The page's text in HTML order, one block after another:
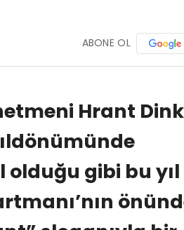
ABONE OL
Hrant
olduğu gibi bu